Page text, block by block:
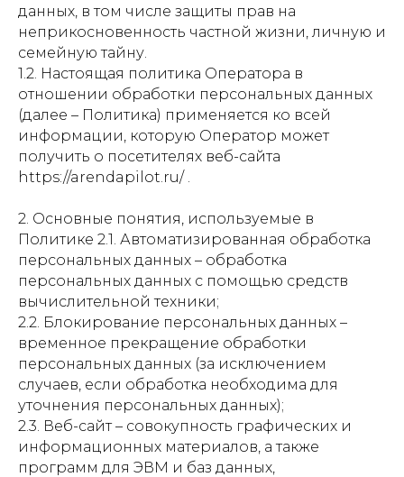
данных, в том числе защиты прав на
неприкосновенность частной жизни, личную и
семейную тайну.
1.2. Настоящая политика Оператора в
отношении обработки персональных данных
(далее – Политика) применяется ко всей
информации, которую Оператор может
получить о посетителях веб-сайта
https://arendapilot.ru/ .
2. Основные понятия, используемые в
Политике 2.1. Автоматизированная обработка
персональных данных – обработка
персональных данных с помощью средств
вычислительной техники;
2.2. Блокирование персональных данных –
временное прекращение обработки
персональных данных (за исключением
случаев, если обработка необходима для
уточнения персональных данных);
2.3. Веб-сайт – совокупность графических и
информационных материалов, а также
программ для ЭВМ и баз данных,